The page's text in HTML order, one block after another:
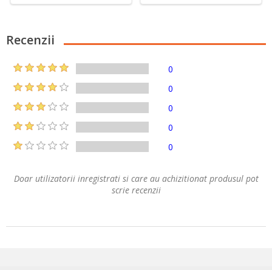
Recenzii
0
0
0
0
0
Doar utilizatorii inregistrati si care au achizitionat produsul pot
scrie recenzii